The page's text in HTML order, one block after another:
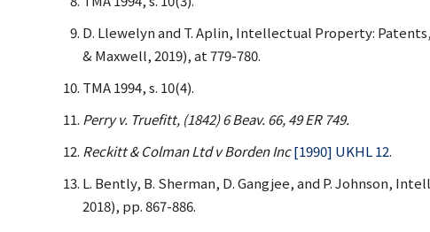
D. Llewelyn and T. Aplin, Intellectual Property:
& Maxwell, 2019), at 779-780.
TMA 1994, s. 10(4).
Perry v. Truefitt, (1842) 6 Beav. 66, 49 ER 749.
Reckitt & Colman Ltd v Borden Inc[1990] UKHL 12.
L. Bently, B. Sherman, D. Gangjee, and P. Johnson,
2018), pp. 867-886.